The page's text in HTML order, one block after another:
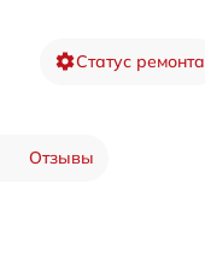
Статус ремонта
Отзывы